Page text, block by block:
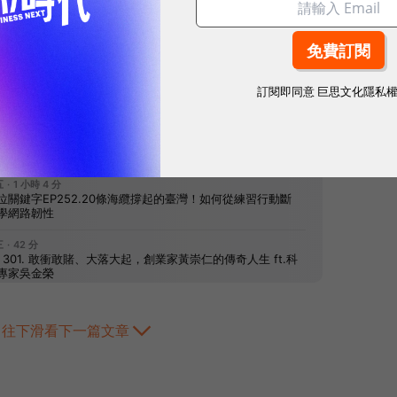
往下滑看下一篇文章
訂閱即同意 巨思文化隱私